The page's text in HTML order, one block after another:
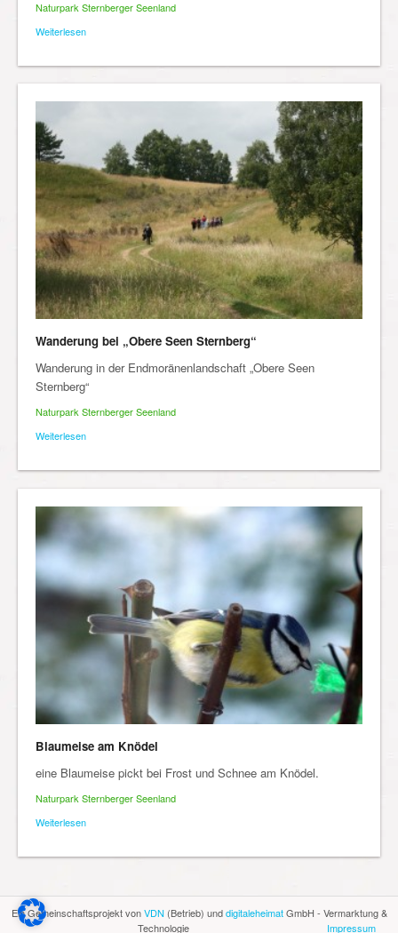
Naturpark Sternberger Seenland
Weiterlesen
Wanderung bei „Obere Seen Sternberg“
Wanderung in der Endmoränenlandschaft „Obere Seen
Sternberg“
Naturpark Sternberger Seenland
Weiterlesen
Blaumeise am Knödel
eine Blaumeise pickt bei Frost und Schnee am Knödel.
Naturpark Sternberger Seenland
Weiterlesen
Ein Gemeinschaftsprojekt vonVDN(Betrieb) unddigitaleheimatGmbH - Vermarktung &
Technologie
Impressum